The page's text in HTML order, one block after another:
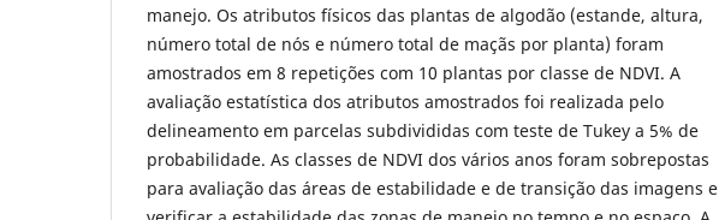
manejo. Os atributos físicos das plantas de algodão (estande, altura,
número total de nós e número total de maçãs por planta) foram
amostrados em 8 repetições com 10 plantas por classe de NDVI. A
avaliação estatística dos atributos amostrados foi realizada pelo
delineamento em parcelas subdivididas com teste de Tukey a 5% de
probabilidade. As classes de NDVI dos vários anos foram sobrepostas
para avaliação das áreas de estabilidade e de transição das imagens e